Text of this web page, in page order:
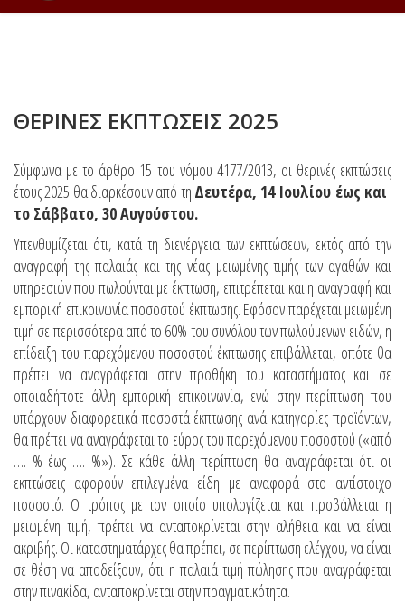
ΘΕΡΙΝΕΣ ΕΚΠΤΩΣΕΙΣ 2025
Σύμφωνα με το άρθρο 15 του νόμου 4177/2013, οι θερινές εκπτώσεις
έτους 2025 θα διαρκέσουν από τη Δευτέρα, 14 Ιουλίου έως και
το Σάββατο, 30 Αυγούστου.
Υπενθυμίζεται ότι, κατά τη διενέργεια των εκπτώσεων, εκτός από την
αναγραφή της παλαιάς και της νέας μειωμένης τιμής των αγαθών και
υπηρεσιών που πωλούνται με έκπτωση, επιτρέπεται και η αναγραφή και
εμπορική επικοινωνία ποσοστού έκπτωσης. Εφόσον παρέχεται μειωμένη
τιμή σε περισσότερα από το 60% του συνόλου των πωλούμενων ειδών, η
επίδειξη του παρεχόμενου ποσοστού έκπτωσης επιβάλλεται, οπότε θα
πρέπει να αναγράφεται στην προθήκη του καταστήματος και σε
οποιαδήποτε άλλη εμπορική επικοινωνία, ενώ στην περίπτωση που
υπάρχουν διαφορετικά ποσοστά έκπτωσης ανά κατηγορίες προϊόντων,
θα πρέπει να αναγράφεται το εύρος του παρεχόμενου ποσοστού («από
…. % έως …. %»). Σε κάθε άλλη περίπτωση θα αναγράφεται ότι οι
εκπτώσεις αφορούν επιλεγμένα είδη με αναφορά στο αντίστοιχο
ποσοστό. Ο τρόπος με τον οποίο υπολογίζεται και προβάλλεται η
μειωμένη τιμή, πρέπει να ανταποκρίνεται στην αλήθεια και να είναι
ακριβής. Οι καταστηματάρχες θα πρέπει, σε περίπτωση ελέγχου, να είναι
σε θέση να αποδείξουν, ότι η παλαιά τιμή πώλησης που αναγράφεται
στην πινακίδα, ανταποκρίνεται στην πραγματικότητα.